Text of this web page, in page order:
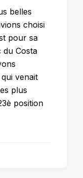
belles
choisi
pour sa
du Costa
venait
plus
position